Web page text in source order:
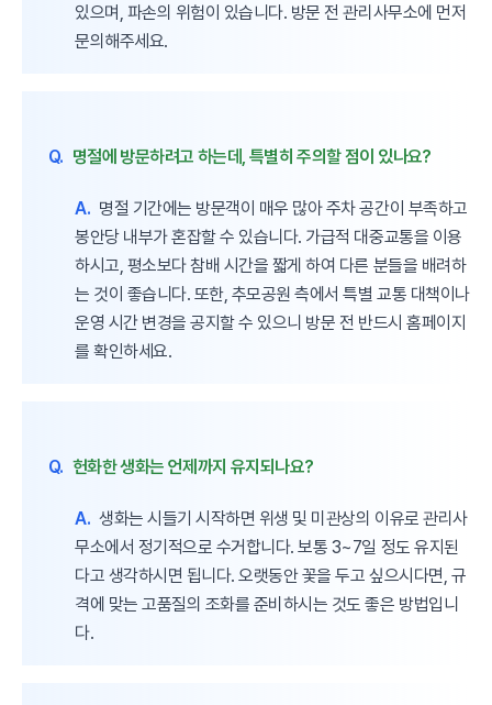
있으며, 파손의 위험이 있습니다. 방문 전 관리사무소에 먼저
문의해주세요.
Q. 명절에 방문하려고 하는데, 특별히 주의할 점이 있나요?
A. 명절 기간에는 방문객이 매우 많아 주차 공간이 부족하고
봉안당 내부가 혼잡할 수 있습니다. 가급적 대중교통을 이용
하시고, 평소보다 참배 시간을 짧게 하여 다른 분들을 배려하
는 것이 좋습니다. 또한, 추모공원 측에서 특별 교통 대책이나
운영 시간 변경을 공지할 수 있으니 방문 전 반드시 홈페이지
를 확인하세요.
Q. 헌화한 생화는 언제까지 유지되나요?
A. 생화는 시들기 시작하면 위생 및 미관상의 이유로 관리사
무소에서 정기적으로 수거합니다. 보통 3~7일 정도 유지된
다고 생각하시면 됩니다. 오랫동안 꽃을 두고 싶으시다면, 규
격에 맞는 고품질의 조화를 준비하시는 것도 좋은 방법입니
다.